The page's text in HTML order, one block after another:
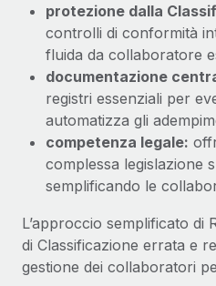
protezione dalla
controlli di conformità
fluida da collaboratore
documentazione
registri essenziali per
automatizza gli
competenza legale:
complessa legislazione
semplificando le
L’approccio semplificato di
di Classificazione errata e
gestione dei collaboratori